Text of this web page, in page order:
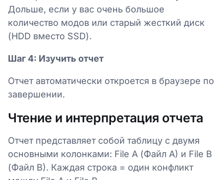
Дольше, если у вас очень большое
количество модов или старый жесткий диск
(HDD вместо SSD).
Шаг 4: Изучить отчет
Отчет автоматически откроется в браузере по
завершении.
Чтение и интерпретация отчета
Отчет представляет собой таблицу с двумя
основными колонками: File A (Файл A) и File B
(Файл B). Каждая строка = один конфликт